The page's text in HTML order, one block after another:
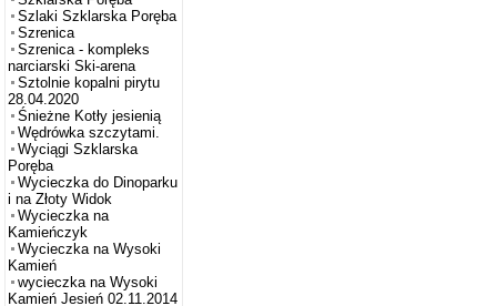
Szlaki Szklarska Poręba
Szrenica
Szrenica - kompleks
narciarski Ski-arena
Sztolnie kopalni pirytu
28.04.2020
Śnieżne Kotły jesienią
Wędrówka szczytami.
Wyciągi Szklarska
Poręba
Wycieczka do Dinoparku
i na Złoty Widok
Wycieczka na
Kamieńczyk
Wycieczka na Wysoki
Kamień
wycieczka na Wysoki
Kamień Jesień 02.11.2014